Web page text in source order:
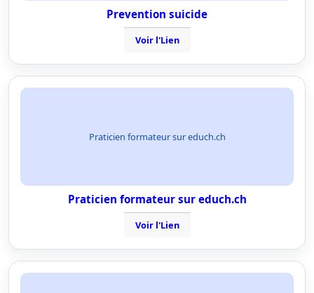
Prevention suicide
Voir l'Lien
Praticien formateur sur educh.ch
Praticien formateur sur educh.ch
Voir l'Lien